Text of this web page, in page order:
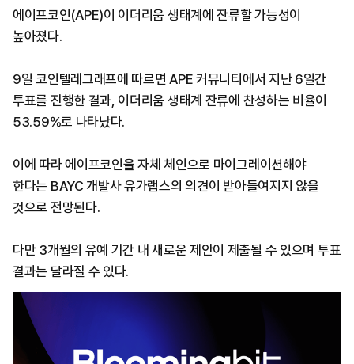
에이프코인(APE)이 이더리움 생태계에 잔류할 가능성이
높아졌다.
9일 코인텔레그래프에 따르면 APE 커뮤니티에서 지난 6일간
투표를 진행한 결과, 이더리움 생태계 잔류에 찬성하는 비율이
53.59%로 나타났다.
이에 따라 에이프코인을 자체 체인으로 마이그레이션해야
한다는 BAYC 개발사 유가랩스의 의견이 받아들여지지 않을
것으로 전망된다.
다만 3개월의 유예 기간 내 새로운 제안이 제출될 수 있으며 투표
결과는 달라질 수 있다.